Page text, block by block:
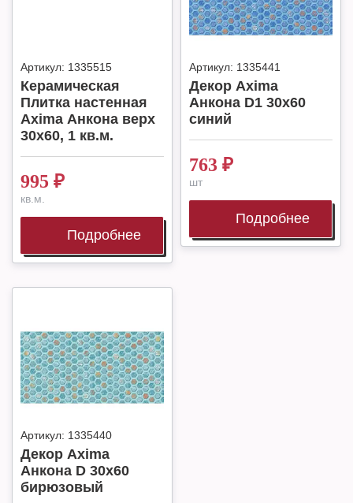
Артикул: 1335515
Керамическая
Плитка настенная
Axima Анкона верх
30х60, 1 кв.м.
995 ₽
кв.м.
Подробнее
Артикул: 1335441
Декор Axima
Анкона D1 30х60
синий
763 ₽
шт
Подробнее
Артикул: 1335440
Декор Axima
Анкона D 30х60
бирюзовый